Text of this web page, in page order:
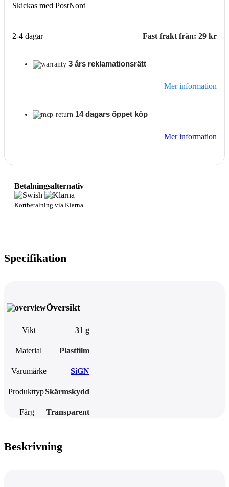
Skickas med PostNord
2-4 dagar Fast frakt från: 29 kr
3 års reklamationsrätt
Mer information
14 dagars öppet köp
Mer information
Betalningsalternativ
Kortbetalning via Klarna
Specifikation
Översikt
Vikt 31 g
Material Plastfilm
Varumärke SiGN
ProdukttypSkärmskydd
Färg Transparent
Beskrivning